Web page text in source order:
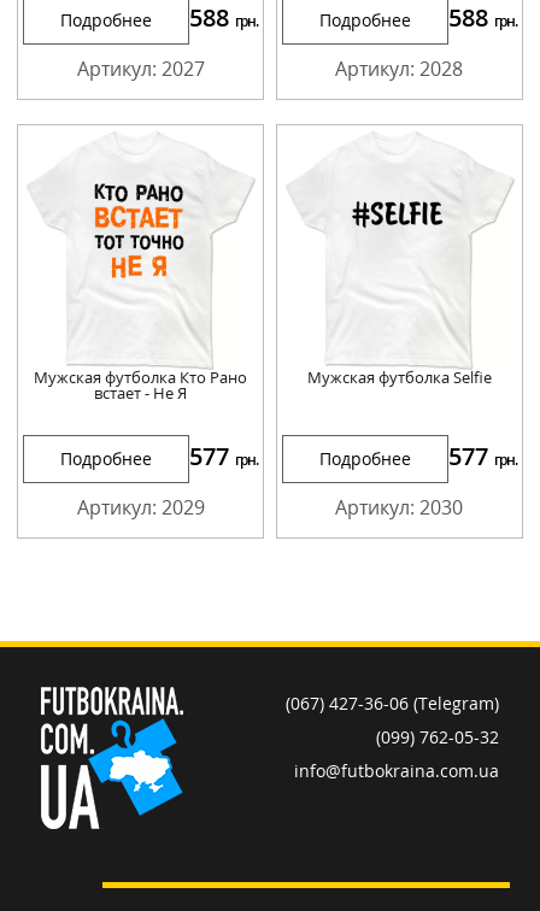
Подробнее 588 грн.
Артикул: 2027
Подробнее 588 грн.
Артикул: 2028
Мужская футболка Кто Рано
встает - Не Я
Подробнее 577 грн.
Артикул: 2029
Мужская футболка Selfie
Подробнее 577 грн.
Артикул: 2030
(067) 427-36-06 (Telegram)
(099) 762-05-32
info@futbokraina.com.ua